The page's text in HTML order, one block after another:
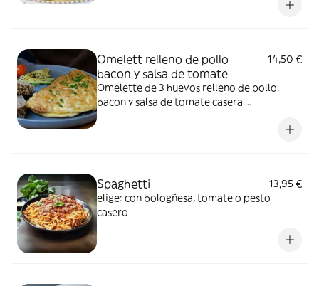
Omelett relleno de pollo
bacon y salsa de tomate
14,50 €
Omelette de 3 huevos relleno de pollo,
bacon y salsa de tomate casera.
Spaghetti
13,95 €
elige: con bologñesa, tomate o pesto
casero